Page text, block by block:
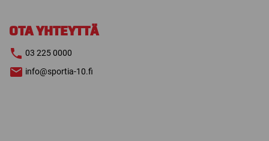
OTA YHTEYTTÄ
03 225 0000
info@sportia-10.fi